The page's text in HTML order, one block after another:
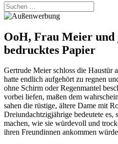
Suchen
nach:
OoH, Frau Meier und
bedrucktes Papier
Gertrude Meier schloss die Haustür
hatte endlich aufgehört zu regnen
ohne Schirm oder Regenmantel
vorbei liefen, maßen dem
sahen die rüstige, ältere Dame mit
Dreiundachtzigjährige bedeutete es,
machen, wie sie würdevoll und
ihren Freundinnen ankommen